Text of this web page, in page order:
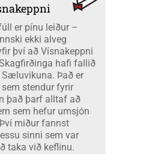
Landsmót skáta er
skátahreyfingarinnar
sinni um 1100
fjöldamörgum þjóðum
skátunum komu frá
400 skátar.
er pínu leiður –
ekki alveg
því að Vísnakeppni
hafi fallið
Sæluvikuna. Það er
stendur fyrir
það þarf alltaf að
sem hefur umsjón
miður fannst
sinni sem var
taka við keflinu.